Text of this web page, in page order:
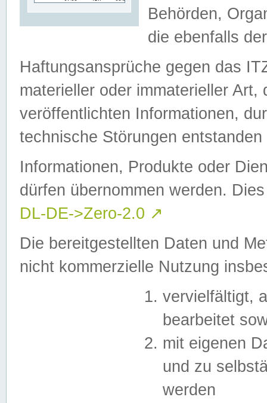
Behörden,
die ebenfalls
Haftungsansprüche gegen das
materieller oder immaterieller
veröffentlichten Informationen,
technische Störungen
Informationen, Produkte oder
dürfen übernommen werden.
DL-DE->Zero-2.0 ↗
Die bereitgestellten Daten und
nicht kommerzielle Nutzung
vervielfältigt,
bearbeitet
mit eigenen
und zu
werden